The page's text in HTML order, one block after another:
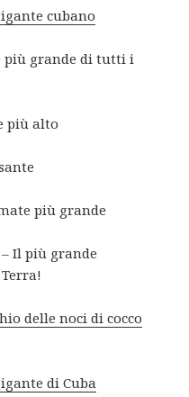
cubano
più grande di tutti i
più alto
più grande
Il più grande
delle noci di cocco
di Cuba